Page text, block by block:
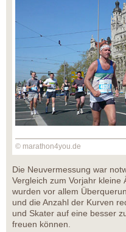
© marathon4you.de
Die Neuvermessung war
Vergleich zum Vorjahr kleine
wurden vor allem
und die Anzahl der Kurven
und Skater auf eine besser
freuen können.